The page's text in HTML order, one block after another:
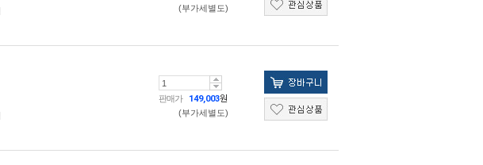
(부가세별도)
판매가 149,003원
(부가세별도)